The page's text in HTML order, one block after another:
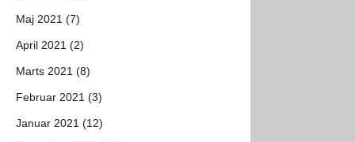
Maj 2021 (7)
April 2021 (2)
Marts 2021 (8)
Februar 2021 (3)
Januar 2021 (12)